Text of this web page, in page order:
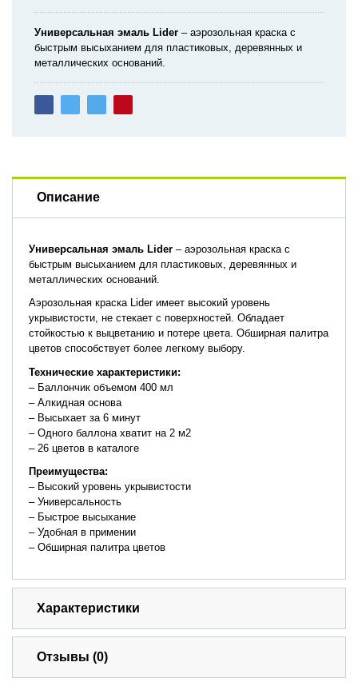
Универсальная эмаль Lider – аэрозольная краска с
быстрым высыханием для пластиковых, деревянных и
металлических оснований.
Описание
Универсальная эмаль Lider – аэрозольная краска с
быстрым высыханием для пластиковых, деревянных и
металлических оснований.
Аэрозольная краска Lider имеет высокий уровень
укрывистости, не стекает с поверхностей. Обладает
стойкостью к выцветанию и потере цвета. Обширная палитра
цветов способствует более легкому выбору.
Технические характеристики:
– Баллончик объемом 400 мл
– Алкидная основа
– Высыхает за 6 минут
– Одного баллона хватит на 2 м2
– 26 цветов в каталоге
Преимущества:
– Высокий уровень укрывистости
– Универсальность
– Быстрое высыхание
– Удобная в примении
– Обширная палитра цветов
Характеристики
Отзывы (0)